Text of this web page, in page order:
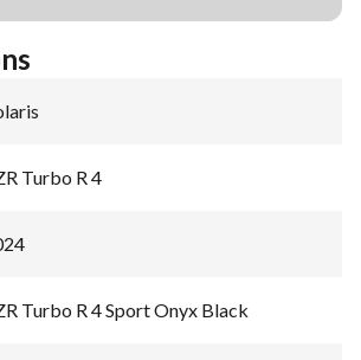
Turbo R 4
Turbo R 4 Sport Onyx Black